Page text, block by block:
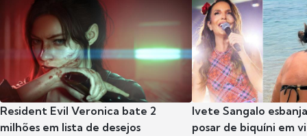
Resident Evil Veronica bate 2
milhões em lista de desejos
Ivete Sangalo
posar de biquíni em